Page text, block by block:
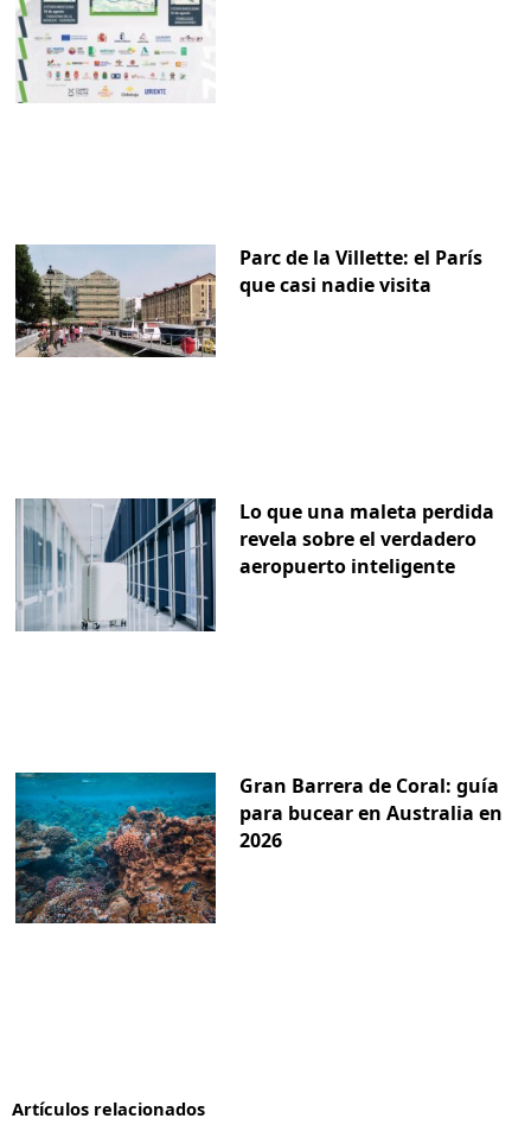
Parc de la Villette: el París
que casi nadie visita
Lo que una maleta perdida
revela sobre el verdadero
aeropuerto inteligente
Gran Barrera de Coral: guía
para bucear en Australia en
2026
Artículos relacionados